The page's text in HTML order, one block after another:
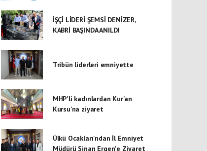
İŞÇİ LİDERİ ŞEMSİ DENİZER,
KABRİ BAŞINDA ANILDI
Tribün liderleri emniyette
MHP'li kadınlardan Kur'an
Kursu'na ziyaret
Ülkü Ocakları'ndan İl Emniyet
Müdürü Sinan Ergen'e Ziyaret